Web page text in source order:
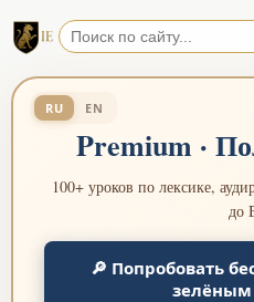
RU EN
Premium ·
100+ уроков по лексике,
до
🔎 Попробовать